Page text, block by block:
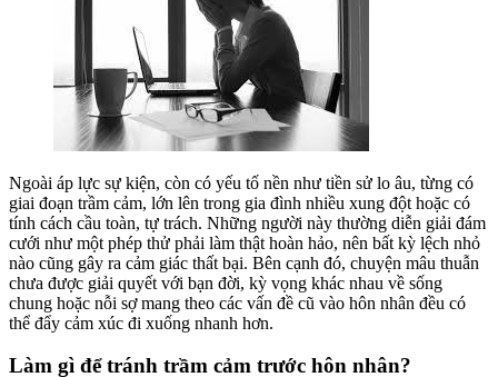
Ngoài áp lực sự kiện, còn có yếu tố nền như tiền sử lo âu, từng có
giai đoạn trầm cảm, lớn lên trong gia đình nhiều xung đột hoặc có
tính cách cầu toàn, tự trách. Những người này thường diễn giải đám
cưới như một phép thử phải làm thật hoàn hảo, nên bất kỳ lệch nhỏ
nào cũng gây ra cảm giác thất bại. Bên cạnh đó, chuyện mâu thuẫn
chưa được giải quyết với bạn đời, kỳ vọng khác nhau về sống
chung hoặc nỗi sợ mang theo các vấn đề cũ vào hôn nhân đều có
thể đẩy cảm xúc đi xuống nhanh hơn.
Làm gì để tránh trầm cảm trước hôn nhân?